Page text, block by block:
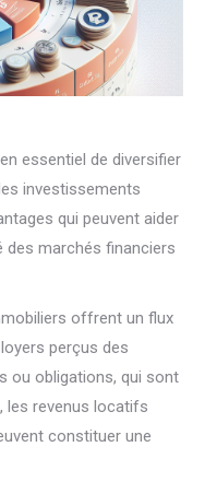
essentiel de diversifier
investissements
qui peuvent aider
des marchés financiers
offrent un flux
perçus des
ou obligations, qui sont
les revenus locatifs
constituer une